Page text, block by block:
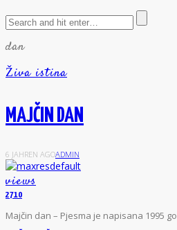
dan
Živa istina
MAJČIN DAN
6 JAHREN AGOADMIN
views
2710
Majčin dan – Pjesma je napisana 1995